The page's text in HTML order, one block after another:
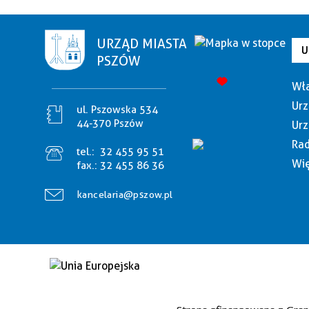
URZĄD MIASTA
PSZÓW
ul. Pszowska 534
44-370 Pszów
tel.: 32 455 95 51
fax.: 32 455 86 36
kancelaria@pszow.pl